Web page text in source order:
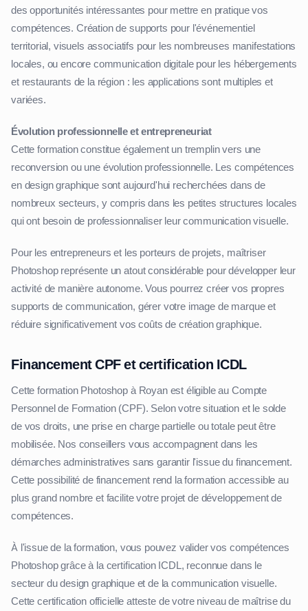
des opportunités intéressantes pour mettre en pratique vos
compétences. Création de supports pour l'événementiel
territorial, visuels associatifs pour les nombreuses manifestations
locales, ou encore communication digitale pour les hébergements
et restaurants de la région : les applications sont multiples et
variées.
Évolution professionnelle et entrepreneuriat
Cette formation constitue également un tremplin vers une
reconversion ou une évolution professionnelle. Les compétences
en design graphique sont aujourd'hui recherchées dans de
nombreux secteurs, y compris dans les petites structures locales
qui ont besoin de professionnaliser leur communication visuelle.
Pour les entrepreneurs et les porteurs de projets, maîtriser
Photoshop représente un atout considérable pour développer leur
activité de manière autonome. Vous pourrez créer vos propres
supports de communication, gérer votre image de marque et
réduire significativement vos coûts de création graphique.
Financement CPF et certification ICDL
Cette formation Photoshop à Royan est éligible au Compte
Personnel de Formation (CPF). Selon votre situation et le solde
de vos droits, une prise en charge partielle ou totale peut être
mobilisée. Nos conseillers vous accompagnent dans les
démarches administratives sans garantir l'issue du financement.
Cette possibilité de financement rend la formation accessible au
plus grand nombre et facilite votre projet de développement de
compétences.
À l'issue de la formation, vous pouvez valider vos compétences
Photoshop grâce à la certification ICDL, reconnue dans le
secteur du design graphique et de la communication visuelle.
Cette certification officielle atteste de votre niveau de maîtrise du